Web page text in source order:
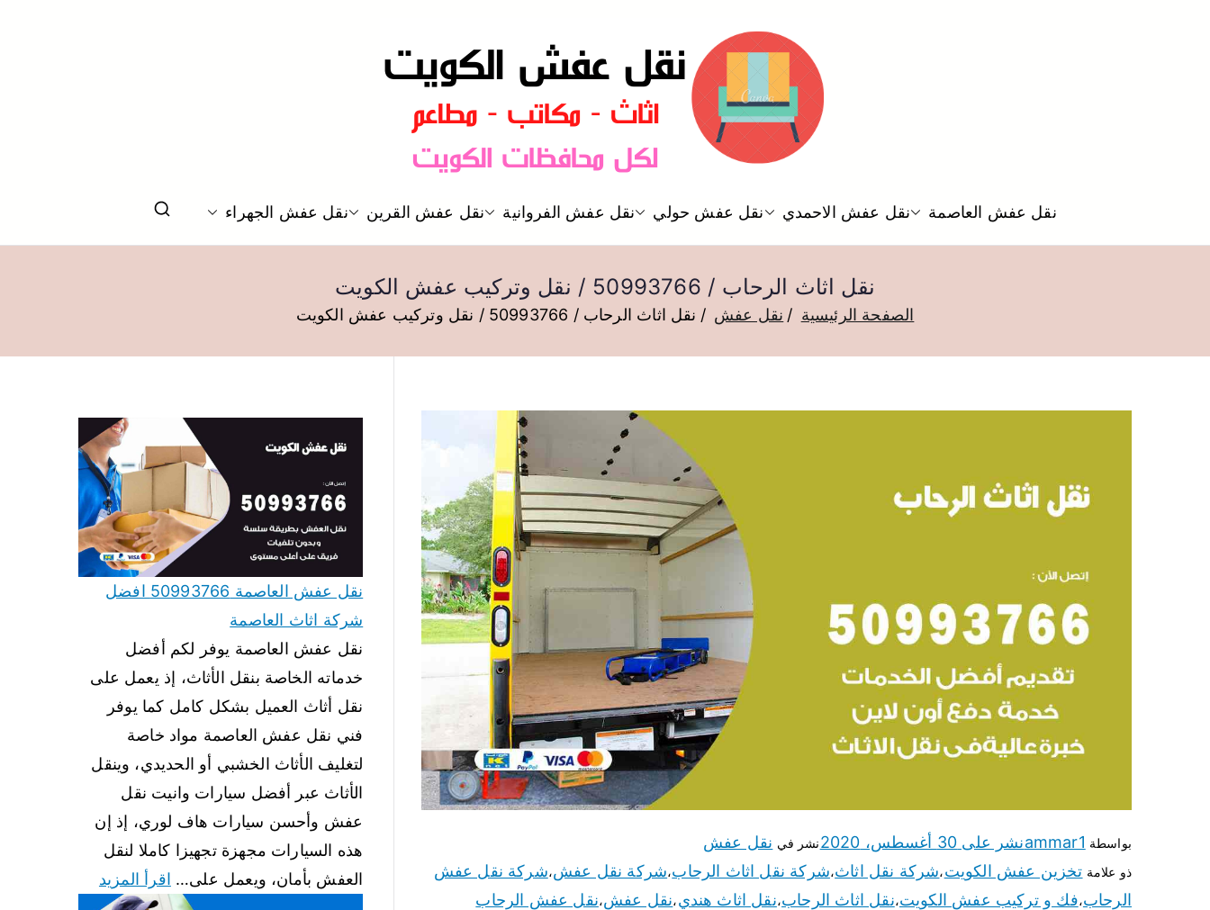
نقل عفش
نقل عفش الكويت نقل عفش العاصمة نقل عفش الاحمدي نقل عفش حولي نقل عفش الفروانية نقل عفش القرين نقل عفش الجهراء
نقل اثاث الرحاب / 50993766 / نقل وتركيب عفش الكويت
الصفحة الرئيسية نقل عفش نقل اثاث الرحاب / 50993766 / نقل وتركيب عفش الكويت
بواسطة ammar1نشر على 30 أغسطس، 2020 نشر في نقل عفش
ذو علامة تخزين عفش الكويت،شركة نقل اثاث،شركة نقل اثاث الرحاب،شركة نقل عفش،شركة نقل عفش
الرحاب،فك و تركيب عفش الكويت،نقل اثاث الرحاب،نقل اثاث هندي،نقل عفش،نقل عفش الرحاب
نقل عفش العاصمة 50993766 افضل
شركة اثاث العاصمة
نقل عفش العاصمة يوفر لكم أفضل
خدماته الخاصة بنقل الأثاث، إذ يعمل على
نقل أثاث العميل بشكل كامل كما يوفر
فني نقل عفش العاصمة مواد خاصة
لتغليف الأثاث الخشبي أو الحديدي، وينقل
الأثاث عبر أفضل سيارات وانيت نقل
عفش وأحسن سيارات هاف لوري، إذ إن
هذه السيارات مجهزة تجهيزا كاملا لنقل
العفش بأمان، ويعمل على… اقرأ المزيد